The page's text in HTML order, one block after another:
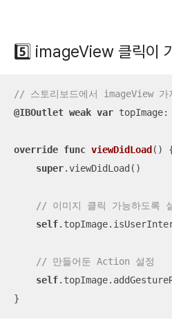
5️⃣ imageView 클릭이
// 스토리보드에서 imageView 가
@IBOutlet weak var topImage:
override func viewDidLoad ()
super.viewDidLoad()
// 이미지 클릭 가능하도록
self
// 만들어둔 Action 설정
self
}